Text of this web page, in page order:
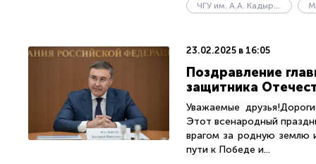
ЧГУ им. А.А. Кадырова
23.02.2025 в 16:05
Поздравление
защитника
Уважаемые
Этот всенародный
врагом за родную землю
пути к Победе и...